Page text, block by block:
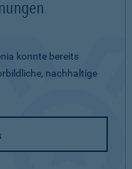
konnte bereits
nachhaltige